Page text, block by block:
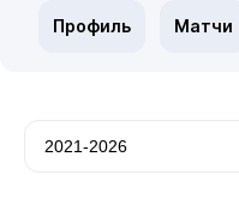
Профиль Матчи